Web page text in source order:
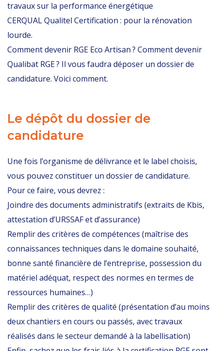
travaux sur la performance énergétique
CERQUAL Qualitel Certification : pour la rénovation
lourde.
Comment devenir RGE Eco Artisan? Comment devenir
Qualibat RGE ? Il vous faudra déposer un dossier de
candidature. Voici comment.
Le dépôt du dossier de
candidature
Une fois l’organisme de délivrance et le label choisis,
vous pouvez constituer un dossier de candidature.
Pour ce faire, vous devrez :
Joindre des documents administratifs (extraits de Kbis,
attestation d’URSSAF et d’assurance)
Remplir des critères de compétences (maîtrise des
connaissances techniques dans le domaine souhaité,
bonne santé financière de l’entreprise, possession du
matériel adéquat, respect des normes en termes de
ressources humaines…)
Remplir des critères de qualité (présentation d’au moins
deux chantiers en cours ou passés, avec travaux
réalisés dans le secteur demandé à la labellisation)